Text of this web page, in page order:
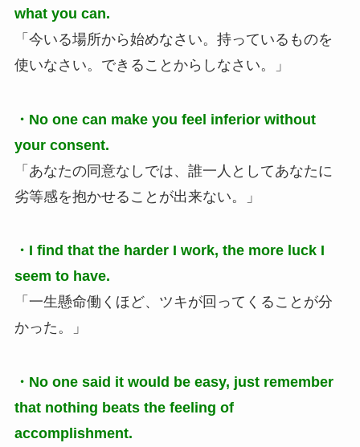
what you can.
「今いる場所から始めなさい。持っているものを
使いなさい。できることからしなさい。」
・No one can make you feel inferior without
your consent.
「あなたの同意なしでは、誰一人としてあなたに
劣等感を抱かせることが出来ない。」
・I find that the harder I work, the more luck I
seem to have.
「一生懸命働くほど、ツキが回ってくることが分
かった。」
・No one said it would be easy, just remember
that nothing beats the feeling of
accomplishment.